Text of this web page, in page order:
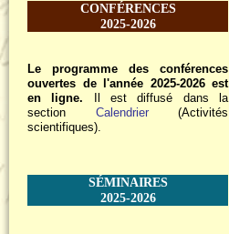
CONFÉRENCES
2025-2026
Le programme des conférences
ouvertes de l'année 2025-2026 est
en ligne. Il est diffusé dans la
section Calendrier(Activités
scientifiques).
SÉMINAIRES
2025-2026